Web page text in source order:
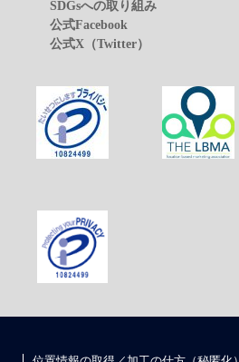
SDGsへの取り組み
公式Facebook
公式X（Twitter）